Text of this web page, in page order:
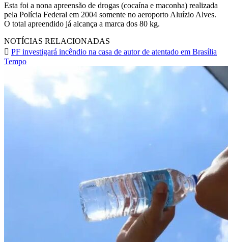
Esta foi a nona apreensão de drogas (cocaína e maconha) realizada
pela Polícia Federal em 2004 somente no aeroporto Aluízio Alves.
O total apreendido já alcança a marca dos 80 kg.
NOTÍCIAS RELACIONADAS
PF investigará incêndio na casa de autor de atentado em Brasília
Tempo